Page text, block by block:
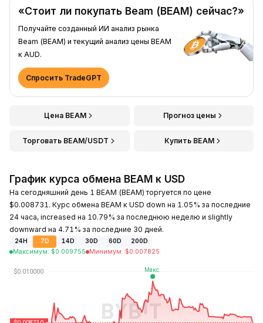
«Стоит ли покупать Beam (BEAM) сейчас?»
Получайте созданный ИИ анализ рынка
Beam (BEAM) и текущий анализ цены BEAM
к AUD.
Спросить TradeGPT
Цена BEAM Прогноз цены
Торговать BEAM/USDT Купить BEAM
График курса обмена BEAM к USD
На сегодняшний день 1 BEAM (BEAM) торгуется по цене
$0.008731. Курс обмена BEAM к USD down на 1.05% за последние
24 часа, increased на 10.79% за последнюю неделю и slightly
downward на 4.71% за последние 30 дней.
24H 7D 14D 30D 60D
200D
Максимум: $0.009755 Минимум: $0.007825